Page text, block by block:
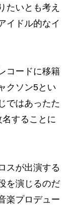
たいとも考え
イドル的なイ
コードに移籍
クソン5とい
ではあったた
することに
スが出演する
を演じるのだ
楽プロデュー